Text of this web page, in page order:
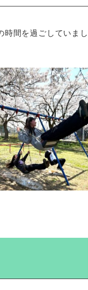
時間を過ごしていまし